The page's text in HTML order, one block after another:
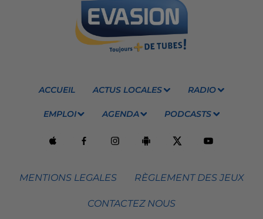
ACCUEIL ACTUS LOCALES RADIO
EMPLOI AGENDA PODCASTS
MENTIONS LEGALES RÈGLEMENT DES JEUX
CONTACTEZ NOUS